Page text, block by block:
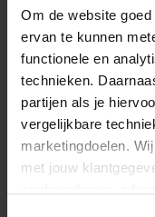
Om de website
ervan te kunnen
functionele en
technieken.
partijen als je
vergelijkbare
marketingdoelen.
met jouw
De
Multipack
pakket
Extra voordelig:
Ideaal voor
te vullen
Altijd jouw